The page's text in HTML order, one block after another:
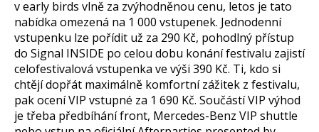
v early birds vlně za zvýhodněnou cenu, letos je tato
nabídka omezená na 1 000 vstupenek. Jednodenní
vstupenku lze pořídit už za 290 Kč, pohodlný přístup
do Signal INSIDE po celou dobu konání festivalu zajistí
celofestivalová vstupenka ve výši 390 Kč. Ti, kdo si
chtějí dopřát maximálně komfortní zážitek z festivalu,
pak ocení VIP vstupné za 1 690 Kč. Součástí VIP výhod
je třeba předbíhání front, Mercedes-Benz VIP shuttle